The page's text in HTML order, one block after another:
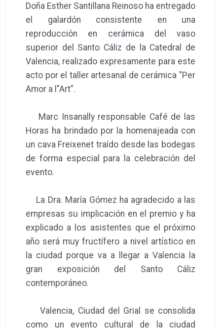
Doña Esther Santillana Reinoso ha entregado
el galardón consistente en una
reproducción en cerámica del vaso
superior del Santo Cáliz de la Catedral de
Valencia, realizado expresamente para este
acto por el taller artesanal de cerámica "Per
Amor a l"Art".
Marc Insanally responsable Café de las
Horas ha brindado por la homenajeada con
un cava Freixenet traído desde las bodegas
de forma especial para la celebración del
evento.
La Dra. María Gómez ha agradecido a las
empresas su implicación en el premio y ha
explicado a los asistentes que el próximo
año será muy fructífero a nivel artístico en
la ciudad porque va a llegar a Valencia la
gran exposición del Santo Cáliz
contemporáneo.
Valencia, Ciudad del Grial se consolida
como un evento cultural de la ciudad